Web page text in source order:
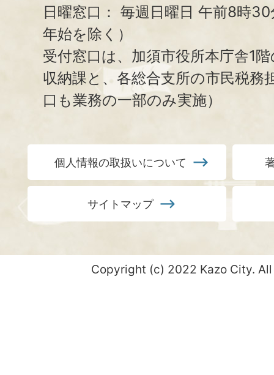
日曜窓口： 毎週日曜日 午前8時
年始を除く）
受付窓口は、加須市役所本庁舎1
収納課と、 各総合支所の市民税務
口も業務の一部のみ実施）
個人情報の取扱いについて
サイトマップ
Copyright (c) 2022 Kazo City.